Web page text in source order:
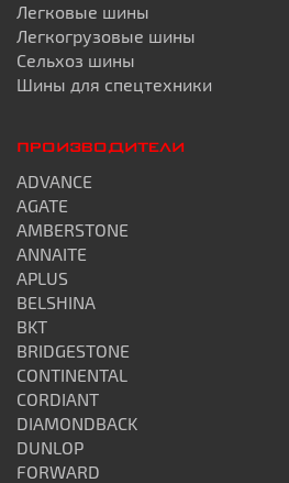
Легковые шины
Легкогрузовые шины
Сельхоз шины
Шины для спецтехники
ПРОИЗВОДИТЕЛИ
ADVANCE
AGATE
AMBERSTONE
ANNAITE
APLUS
BELSHINA
BKT
BRIDGESTONE
CONTINENTAL
CORDIANT
DIAMONDBACK
DUNLOP
FORWARD